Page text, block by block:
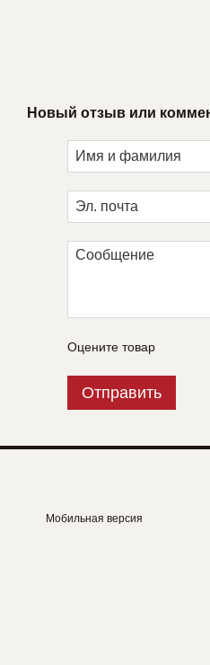
Новый отзыв или
Оцените товар
Отправить
Мобильная версия